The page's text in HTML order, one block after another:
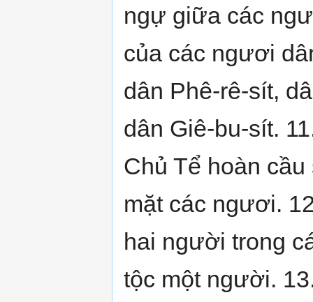
ngự giữa các
của các ngươi
dân Phê-rê-sít,
dân Giê-bu-sít.
Chủ Tể hoàn
mặt các ngươi.
hai người trong
tộc một người.